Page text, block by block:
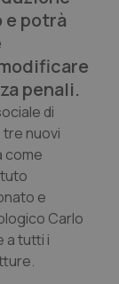
e potrà
penali.
di
tre nuovi
come
e
Carlo
a tutti i